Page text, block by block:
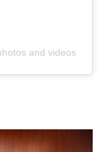
and videos